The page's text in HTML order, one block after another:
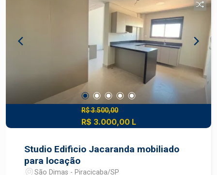
ambientes são planejados com closet, biblioteca
e estação de trabalho, além de ar-condicionado,
garantindo conforto e funcionalidade. Construa
seu futuro com quem é agente de
desenvolvimento do mercado imobiliário de
Piracicaba. Agende sua visita.
R$ 3.500,00
R$ 3.000,00 L
Studio Edificio Jacaranda mobiliado
para locação
São Dimas - Piracicaba/SP